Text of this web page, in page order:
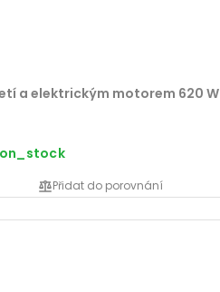
a elektrickým motorem 620 W
Přidat do porovnání